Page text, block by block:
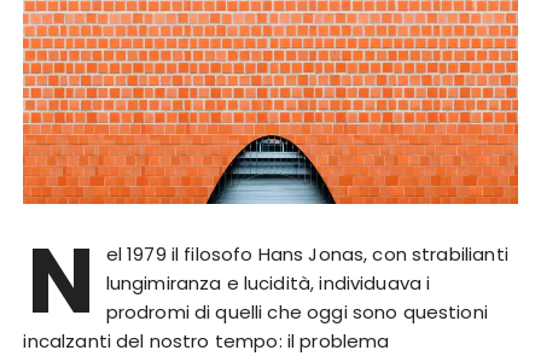
N
el 1979 il filosofo Hans Jonas, con strabilianti
lungimiranza e lucidità, individuava i
prodromi di quelli che oggi sono questioni
incalzanti del nostro tempo: il problema